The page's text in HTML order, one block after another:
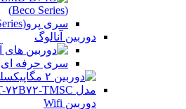
(Beco Series)
سری پرو(Pro Series)
دوربین آنالوگ
سری حرفه ای
دوربین Wifi